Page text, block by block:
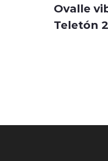
Ovalle
Teletón